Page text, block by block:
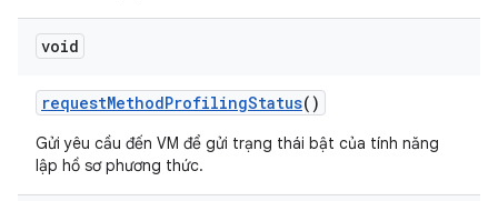
void
requestMethodProfilingStatus()
Gửi yêu cầu đến VM để gửi trạng thái bật của tính năng
lập hồ sơ phương thức.